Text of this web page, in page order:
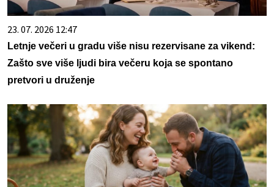
23. 07. 2026 12:47
Letnje večeri u gradu više nisu rezervisane za vikend:
Zašto sve više ljudi bira večeru koja se spontano
pretvori u druženje